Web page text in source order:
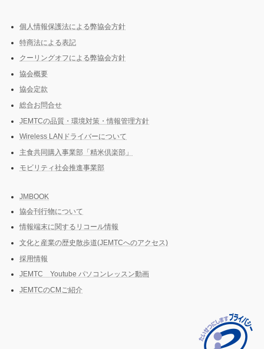
個人情報保護法による弊協会方針
特商法による表記
クーリングオフによる弊協会方針
協会概要
協会定款
総合お問合せ
JEMTCの品質・環境対策・情報管理方針
Wireless LANドライバーについて
主食共同購入事業部「精米倶楽部」
モビリティ社会推進事業部
JMBOOK
協会刊行物について
情報端末に関するリコール情報
文化と産業の歴史散歩道(JEMTCへのアクセス)
採用情報
JEMTC Youtube パソコンレッスン動画
JEMTCのCMご紹介